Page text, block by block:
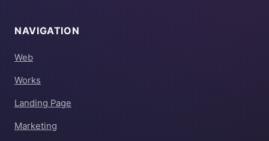
NAVIGATION
Web
Works
Landing Page
Marketing